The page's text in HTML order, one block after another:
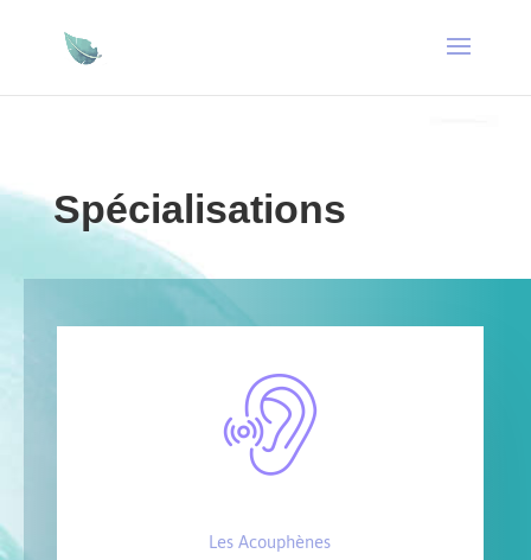
Spécialisations
Les Acouphènes